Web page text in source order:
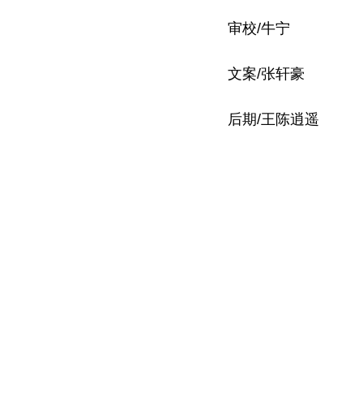
审校/牛宁
文案/张轩豪
后期/王陈逍遥